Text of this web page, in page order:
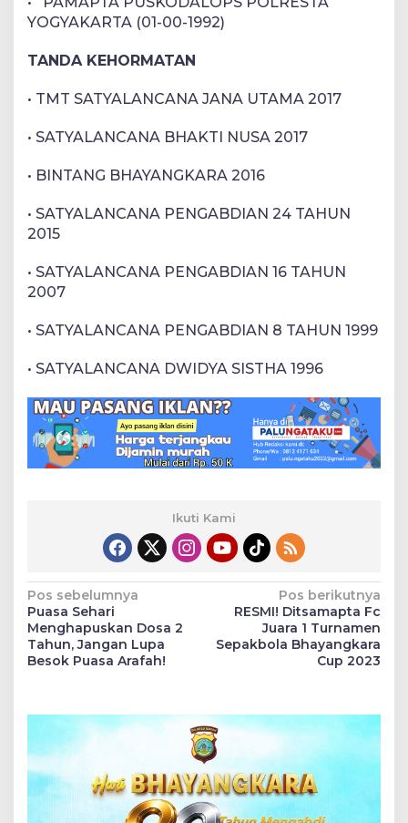
YOGYAKARTA (01-00-1992)
TANDA KEHORMATAN
• TMT SATYALANCANA JANA UTAMA 2017
• SATYALANCANA BHAKTI NUSA 2017
• BINTANG BHAYANGKARA 2016
• SATYALANCANA PENGABDIAN 24 TAHUN
2015
• SATYALANCANA PENGABDIAN 16 TAHUN
2007
• SATYALANCANA PENGABDIAN 8 TAHUN 1999
• SATYALANCANA DWIDYA SISTHA 1996
Ikuti Kami
Navigasi
pos
Pos sebelumnya
Puasa Sehari
Menghapuskan Dosa 2
Tahun, Jangan Lupa
Besok Puasa Arafah!
Pos berikutnya
RESMI! Ditsamapta Fc
Juara 1 Turnamen
Sepakbola Bhayangkara
Cup 2023